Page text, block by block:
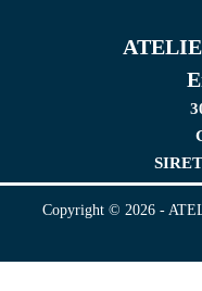
Copyright © 2026 -